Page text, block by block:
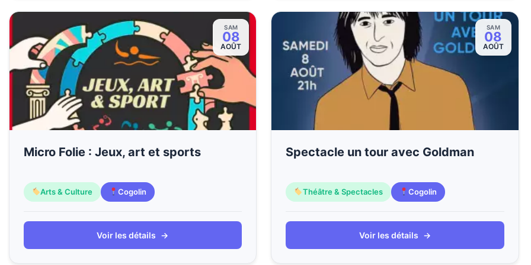
SAM
08
AOÛT
Micro Folie : Jeux, art et sports
Arts & Culture Cogolin
Voir les détails →
SAM
08
AOÛT
Spectacle un tour avec Goldman
Théâtre & Spectacles Cogolin
Voir les détails →